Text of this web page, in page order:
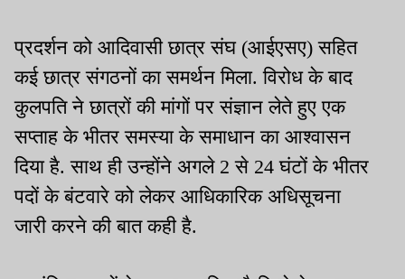
प्रदर्शन को आदिवासी छात्र संघ (आईएसए) सहित
कई छात्र संगठनों का समर्थन मिला. विरोध के बाद
कुलपति ने छात्रों की मांगों पर संज्ञान लेते हुए एक
सप्ताह के भीतर समस्या के समाधान का आश्वासन
दिया है. साथ ही उन्होंने अगले 2 से 24 घंटों के भीतर
पदों के बंटवारे को लेकर आधिकारिक अधिसूचना
जारी करने की बात कही है.